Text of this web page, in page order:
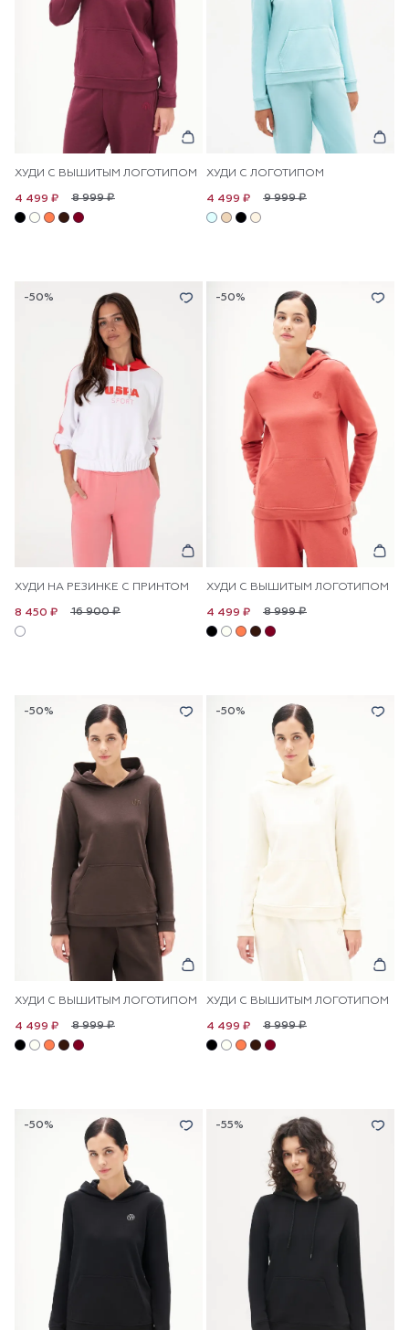
ХУДИ С ВЫШИТЫМ ЛОГОТИПОМ
8 999 ₽
4 499 ₽
ХУДИ С ЛОГОТИПОМ
9 999 ₽
4 499 ₽
-50%
ХУДИ НА РЕЗИНКЕ С ПРИНТОМ
16 900 ₽
8 450 ₽
-50%
ХУДИ С ВЫШИТЫМ ЛОГОТИПОМ
8 999 ₽
4 499 ₽
-50%
ХУДИ С ВЫШИТЫМ ЛОГОТИПОМ
8 999 ₽
4 499 ₽
-50%
ХУДИ С ВЫШИТЫМ ЛОГОТИПОМ
8 999 ₽
4 499 ₽
-50% -55%